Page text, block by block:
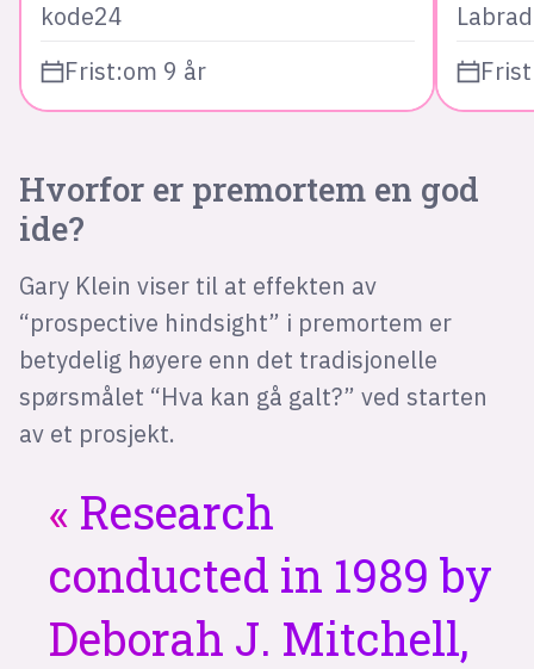
kode24
Frist:om 9 år
Hvorfor er premortem en god
ide?
Gary Klein viser til at effekten av
“prospective hindsight” i premortem er
betydelig høyere enn det tradisjonelle
spørsmålet “Hva kan gå galt?” ved starten
av et prosjekt.
Research
conducted in 1989 by
Deborah J. Mitchell,